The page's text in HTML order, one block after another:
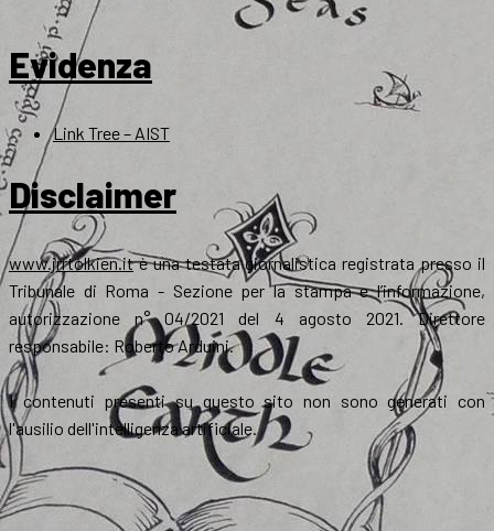
Evidenza
Link Tree – AIST
Disclaimer
www.jrrtolkien.itè una testata giornalistica registrata presso il
Tribunale di Roma - Sezione per la stampa e l’informazione,
autorizzazione n° 04/2021 del 4 agosto 2021. Direttore
responsabile: Roberto Arduini.
I contenuti presenti su questo sito non sono generati con
l'ausilio dell'intelligenza artificiale.